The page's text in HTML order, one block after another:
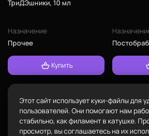
ТриДЭшники, 10 мл
Назначение
Прочее
Купить
Наборы
Сопутствующие товары
Подарочные сертификаты
Режим работы
Пн-Вс с 10:00 до 18:00
Задать вопрос
Политика конфиденциальности
Этот сайт использует куки-файлы для
пользователей. Они помогают нам
стабильно, как филамент в катушке.
просмотр, вы соглашаетесь на их